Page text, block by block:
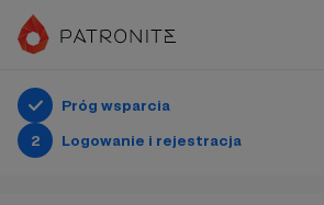
Próg wsparcia
2
Logowanie i rejestracja